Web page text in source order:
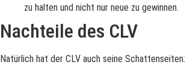
zu halten und nicht nur neue zu gewinnen.
Nachteile des CLV
Natürlich hat der CLV auch seine Schattenseiten: